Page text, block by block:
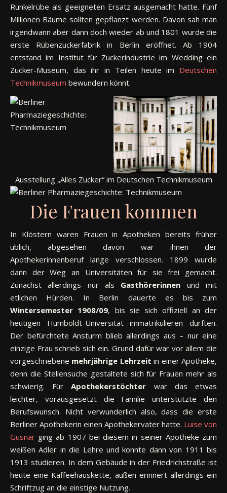
Runkelrübe als geeigneten Ersatz ausgemacht hatte. Fünf
Millionen Bäume sollten gepflanzt werden. Davon sah man
irgendwann aber dann doch wieder ab und 1801 wurde die
erste Rübenzuckerfabrik in Berlin eröffnet. Ab 1904
entstand im Institut für Zuckerindustrie im Wedding ein
Zucker-Museum, das ihr in Teilen heute im Deutschen
Technikmuseum bewundern könnt.
Ausstellung „Alles Zucker“ im Deutschen Technikmuseum
Die Frauen kommen
In Klöstern waren Frauen in Apotheken bereits früher
üblich, abgesehen davon war ihnen der
Apothekerinnenberuf lange verschlossen. 1899 wurde
dann der Weg an Universitäten für sie frei gemacht.
Zunächst allerdings nur als Gasthörerinnen und mit
etlichen Hürden. In Berlin dauerte es bis zum
Wintersemester 1908/09, bis sie sich offiziell an der
heutigen Humboldt-Universität immatrikulieren durften.
Der befürchtete Ansturm blieb allerdings aus – nur eine
einzige Frau schrieb sich ein. Grund dafür war vor allem die
vorgeschriebene mehrjährige Lehrzeit in einer Apotheke,
denn die Stellensuche gestaltete sich für Frauen mehr als
schwierig. FürApothekerstöchter war das etwas
leichter, vorausgesetzt die Familie unterstützte den
Berufswunsch. Nicht verwunderlich also, dass die erste
Berliner Apothekerin einen Apothekervater hatte. Luise von
Gusnar ging ab 1907 bei diesem in seiner Apotheke zum
weißen Adler in die Lehre und konnte dann von 1911 bis
1913 studieren. In dem Gebäude in der Friedrichstraße ist
heute eine Kaffeehauskette, außen erinnert allerdings ein
Schriftzug an die einstige Nutzung.